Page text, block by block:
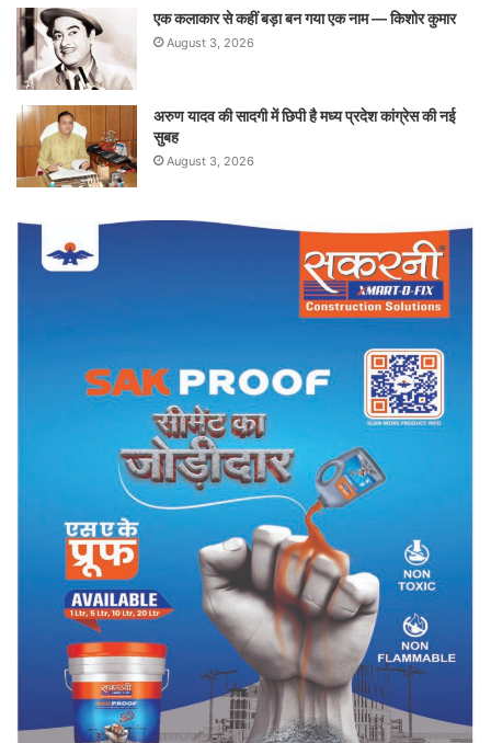
एक कलाकार से कहीं बड़ा बन गया एक नाम — किशोर कुमार
August 3, 2026
अरुण यादव की सादगी में छिपी है मध्य प्रदेश कांग्रेस की नई
सुबह
August 3, 2026